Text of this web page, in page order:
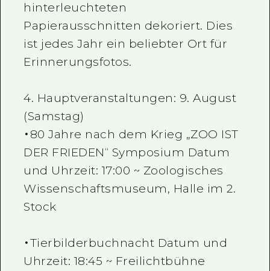
hinterleuchteten
Papierausschnitten dekoriert. Dies
ist jedes Jahr ein beliebter Ort für
Erinnerungsfotos.
4. Hauptveranstaltungen: 9. August
(Samstag)
・80 Jahre nach dem Krieg „ZOO IST
DER FRIEDEN“ Symposium Datum
und Uhrzeit: 17:00 ~ Zoologisches
Wissenschaftsmuseum, Halle im 2.
Stock
・Tierbilderbuchnacht Datum und
Uhrzeit: 18:45 ~ Freilichtbühne